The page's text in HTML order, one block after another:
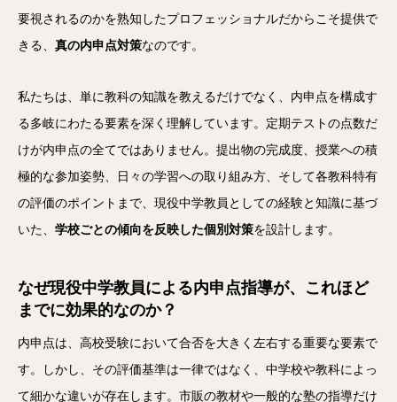
要視されるのかを熟知したプロフェッショナルだからこそ提供で
きる、 真の内申点対策なのです。
私たちは、単に教科の知識を教えるだけでなく、内申点を構成す
る多岐にわたる要素を深く理解しています。定期テストの点数だ
けが内申点の全てではありません。提出物の完成度、授業への積
極的な参加姿勢、日々の学習への取り組み方、そして各教科特有
の評価のポイントまで、現役中学教員としての経験と知識に基づ
いた、 学校ごとの傾向を反映した個別対策を設計します。
なぜ現役中学教員による内申点指導が、これほど
までに効果的なのか？
内申点は、高校受験において合否を大きく左右する重要な要素で
す。しかし、その評価基準は一律ではなく、中学校や教科によっ
て細かな違いが存在します。市販の教材や一般的な塾の指導だけ